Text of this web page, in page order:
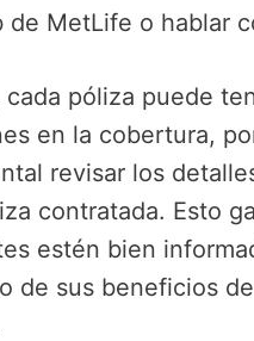
de MetLife o hablar
cada póliza puede
en la cobertura,
revisar los
contratada. Esto
estén bien
de sus beneficios